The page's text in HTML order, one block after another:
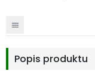
Popis produktu